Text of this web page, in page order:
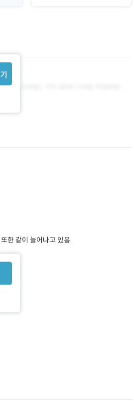
한 같이 늘어나고 있음.